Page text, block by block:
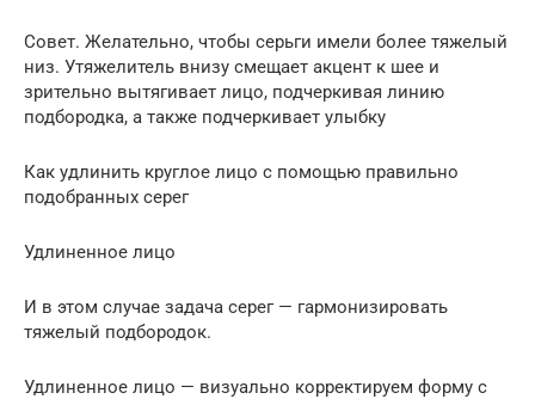
Совет. Желательно, чтобы серьги имели более тяжелый
низ. Утяжелитель внизу смещает акцент к шее и
зрительно вытягивает лицо, подчеркивая линию
подбородка, а также подчеркивает улыбку
Как удлинить круглое лицо с помощью правильно
подобранных серег
Удлиненное лицо
И в этом случае задача серег — гармонизировать
тяжелый подбородок.
Удлиненное лицо — визуально корректируем форму с